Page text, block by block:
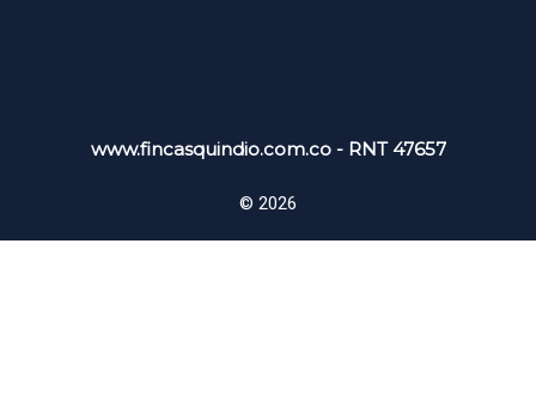
www.fincasquindio.com.co - RNT 47657
© 2026